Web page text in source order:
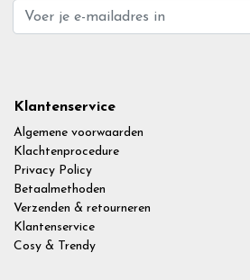
Klantenservice
Algemene voorwaarden
Klachtenprocedure
Privacy Policy
Betaalmethoden
Verzenden & retourneren
Klantenservice
Cosy & Trendy